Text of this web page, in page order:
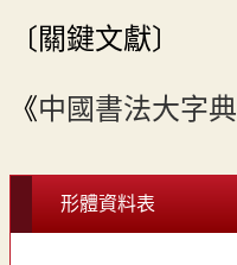
〔關鍵文獻〕
《中國書法大字典
形體資料表